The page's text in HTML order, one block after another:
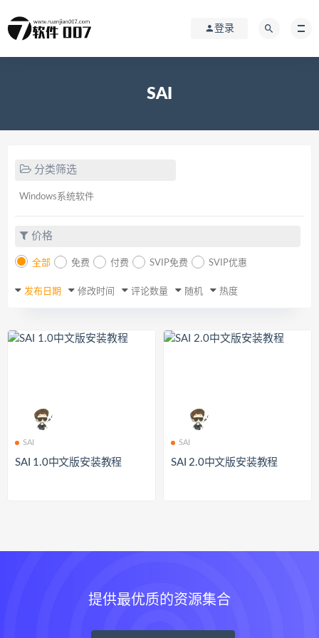
登录
SAI
分类筛选
Windows系统软件
价格
全部 免费 付费 SVIP免费 SVIP优惠
发布日期 修改时间 评论数量 随机 热度
SAI
SAI 1.0中文版安装教程
SAI
SAI 2.0中文版安装教程
提供最优质的资源集合